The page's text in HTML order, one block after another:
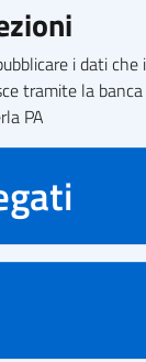
i dati
tramite la
PA